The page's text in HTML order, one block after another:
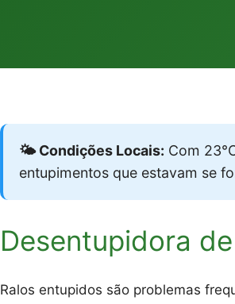
🌤️ Condições Locais: Com
entupimentos que estavam se
Desentupidora
Ralos entupidos são problemas